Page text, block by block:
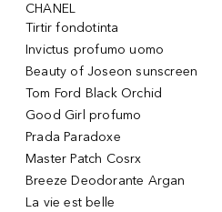
CHANEL
Tirtir fondotinta
Invictus profumo uomo
Beauty of Joseon sunscreen
Tom Ford Black Orchid
Good Girl profumo
Prada Paradoxe
Master Patch Cosrx
Breeze Deodorante Argan
La vie est belle